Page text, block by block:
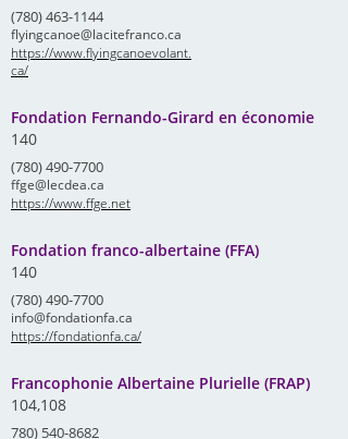
(780) 463-1144
flyingcanoe@lacitefranco.ca
https://www.flyingcanoevolant.
ca/
Fondation Fernando-Girard en économie
140
(780) 490-7700
ffge@lecdea.ca
https://www.ffge.net
Fondation franco-albertaine (FFA)
140
(780) 490-7700
info@fondationfa.ca
https://fondationfa.ca/
Francophonie Albertaine Plurielle (FRAP)
104,108
780) 540-8682